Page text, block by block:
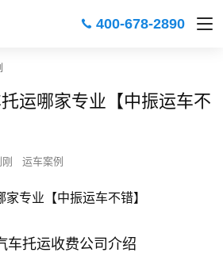
400-678-2890
运哪家专业【中振运车不
刚 运车案例
专业【中振运车不错】
车托运收费公司介绍